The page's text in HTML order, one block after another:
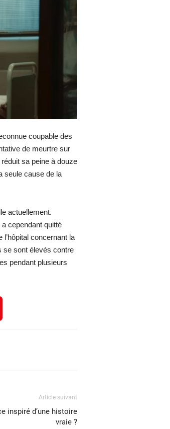
coupable des
de meurtre sur
sa peine à douze
seule cause de la
actuellement.
cependant quitté
l’hôpital concernant la
se sont élevés contre
pendant plusieurs
Article suivant
inspiré d’une histoire
vraie ?